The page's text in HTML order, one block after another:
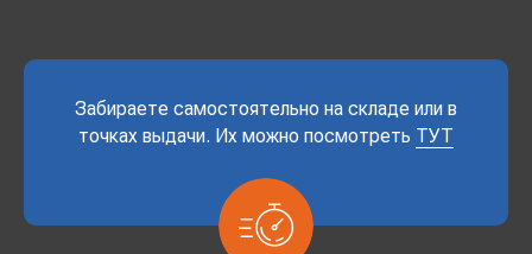
Забираете самостоятельно на складе или в
точках выдачи. Их можно посмотреть ТУТ